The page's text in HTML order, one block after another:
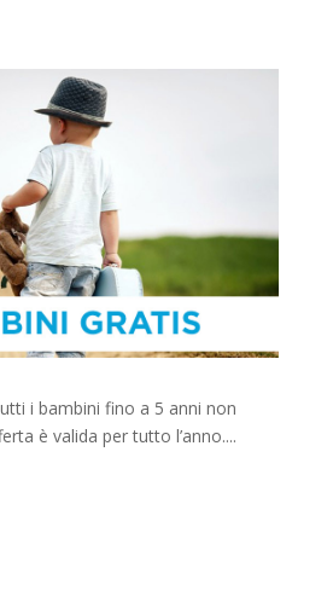
i bambini fino a 5 anni non
è valida per tutto l’anno....